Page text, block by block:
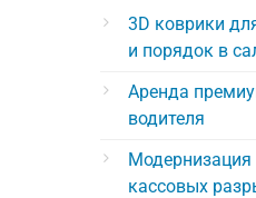
3D коврики
и порядок в
Аренда
водителя
Модернизация
кассовых